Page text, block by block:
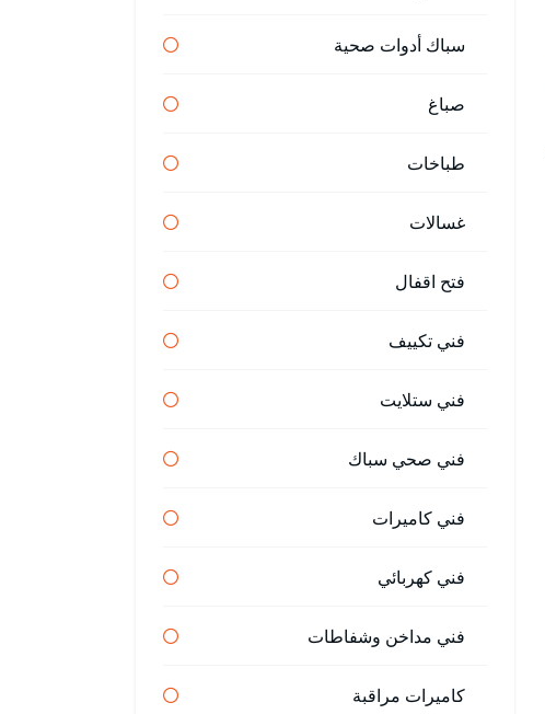
سباك أدوات صحية
صباغ
طباخات
غسالات
فتح اقفال
فني تكييف
فني ستلايت
فني صحي سباك
فني كاميرات
فني كهربائي
فني مداخن وشفاطات
كاميرات مراقبة